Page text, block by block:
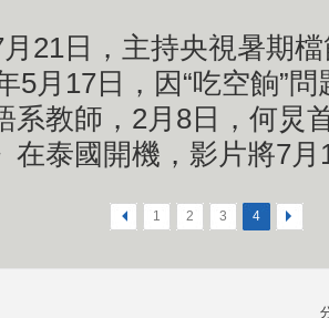
日，主持央視暑期檔
5月17日，因“吃空餉”
系教師，2月8日，何炅
在泰國開機，影片將7
< 1 2 3 4 >